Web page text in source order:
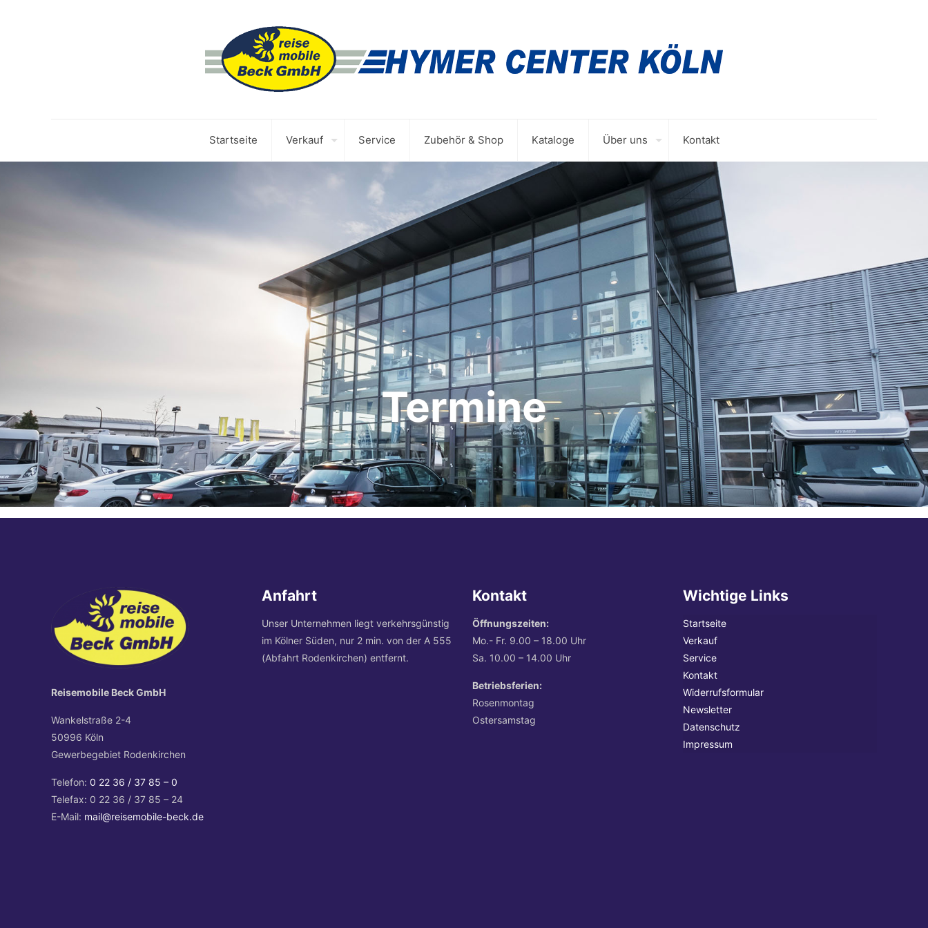
Startseite Verkauf Service Zubehör & Shop Kataloge Über uns Kontakt
Termine
Reisemobile Beck GmbH
Wankelstraße 2-4
50996 Köln
Gewerbegebiet Rodenkirchen
Telefon: 0 22 36 / 37 85 – 0
Telefax: 0 22 36 / 37 85 – 24
E-Mail: mail@reisemobile-beck.de
Anfahrt
Unser Unternehmen liegt verkehrsgünstig
im Kölner Süden, nur 2 min. von der A 555
(Abfahrt Rodenkirchen) entfernt.
Kontakt
Öffnungszeiten:
Mo.- Fr. 9.00 – 18.00 Uhr
Sa. 10.00 – 14.00 Uhr
Betriebsferien:
Rosenmontag
Ostersamstag
Wichtige Links
Startseite
Verkauf
Service
Kontakt
Widerrufsformular
Newsletter
Datenschutz
Impressum